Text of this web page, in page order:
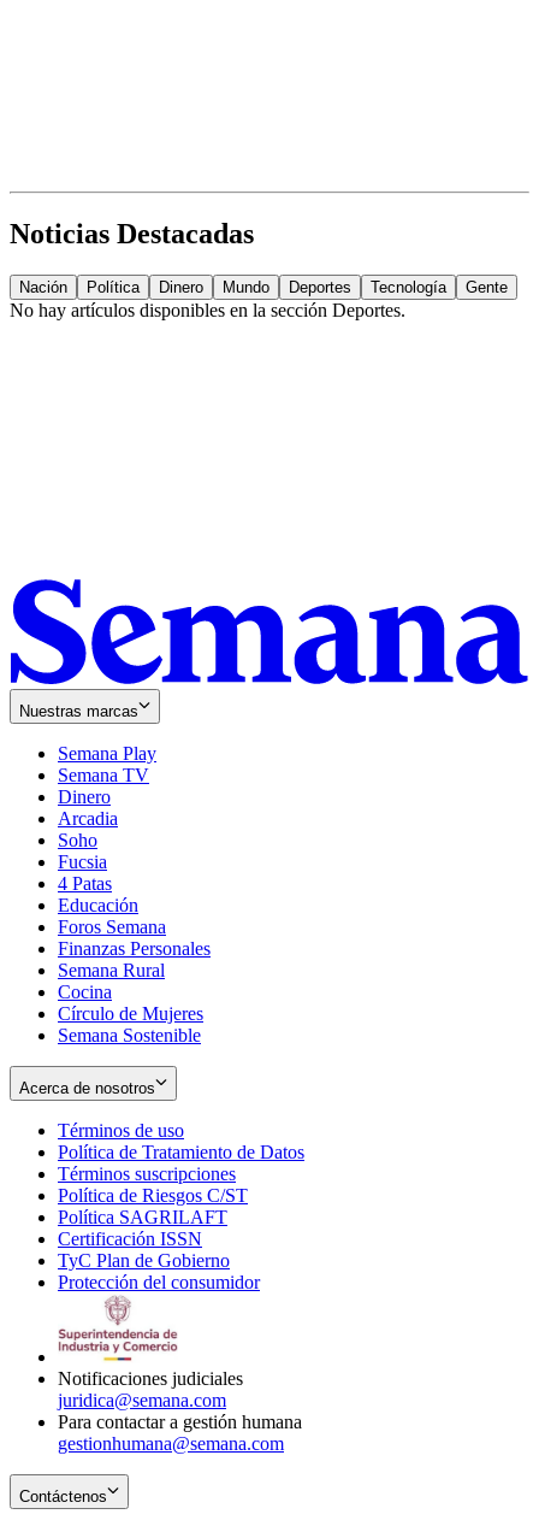
Noticias Destacadas
Nación Política Dinero Mundo Deportes Tecnología Gente
No hay artículos disponibles en la sección Deportes.
Nuestras marcas
Semana Play
Semana TV
Dinero
Arcadia
Soho
in
new
window
Fucsia
in
new
window
4 Patas
Educación
Foros Semana
Finanzas Personales
Semana Rural
Cocina
Círculo de Mujeres
Semana Sostenible
Acerca de nosotros
Términos de uso
in
new
window
Política de Tratamiento de Datos
Términos suscripciones
in
Política de Riesgos C/ST
Política SAGRILAFT
new
window
Certificación ISSN
in
new
TyC Plan de Gobierno
in
Protección del consumidorOpens
Notificaciones judiciales
juridica@semana.com
Para contactar a gestión humana
gestionhumana@semana.com
Contáctenos